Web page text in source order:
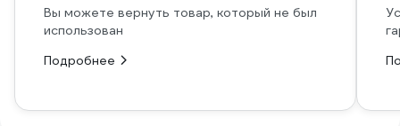
Вы можете вернуть товар, который не был
использован
Подробнее